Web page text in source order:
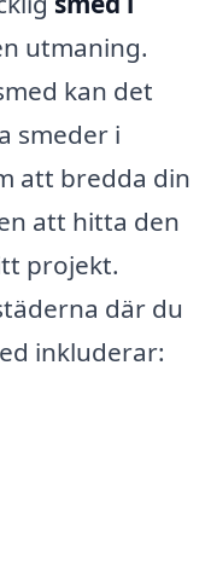
utmaning.
kan det
smeder i
att bredda din
att hitta den
projekt.
där du
inkluderar: